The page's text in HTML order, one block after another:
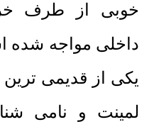
خوبی از طرف
داخلی مواجه
یکی از قدیمی ترین
لمینت و نامی